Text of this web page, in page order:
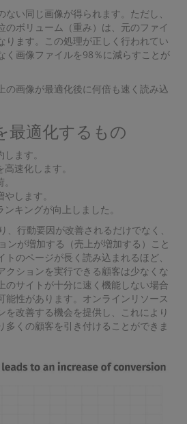
い同じ画像が得られます。ただし、
のボリューム（重み）は、元のファイ
ります。この処理が正しく行われてい
く画像ファイルを98％に減らすことが
の画像が最適化後に何倍も速く読み込
最適化するもの
ます。
速化します。
します。
キングが向上しました。
行動要因が改善されるだけでなく、
ンが増加する（売上が増加する）こと
のページが長く読み込まれるほど、
クションを実行できる顧客は少なくな
のサイトが十分に速く機能しない場合
能性があります。オンラインリソース
を改善する機会を提供し、これにより
多くの顧客を引き付けることができま